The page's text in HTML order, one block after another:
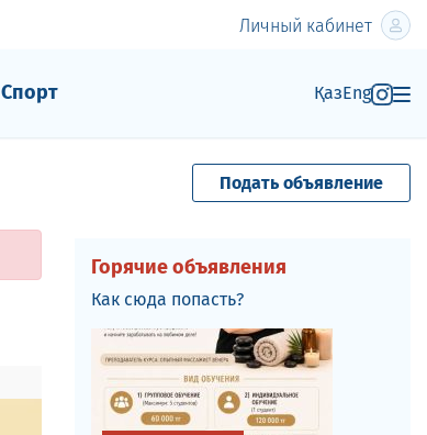
Личный кабинет
Спорт ҚазEng
Подать объявление
Горячие объявления
Как сюда попасть?